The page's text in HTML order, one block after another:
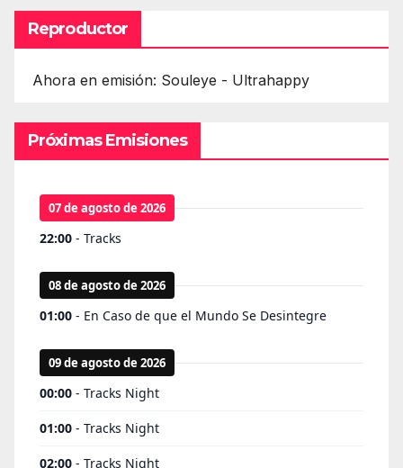
Reproductor
Ahora en emisión: Souleye - Ultrahappy
Próximas Emisiones